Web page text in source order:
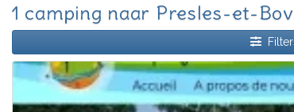
1 camping naar Presles-et-